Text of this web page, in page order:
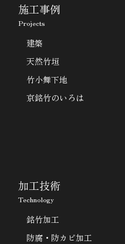
施工事例
Projects
建築
天然竹垣
竹小舞下地
京銘竹のいろは
加工技術
Technology
銘竹加工
防腐・防カビ加工